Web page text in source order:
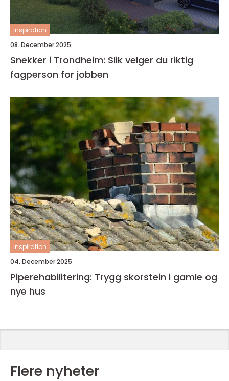
inspiration
08. December 2025
Snekker i Trondheim: Slik velger du riktig
fagperson for jobben
inspiration
04. December 2025
Piperehabilitering: Trygg skorstein i gamle og
nye hus
Flere nyheter